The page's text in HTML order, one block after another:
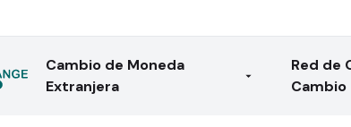
Cambio de Moneda
Extranjera
Red de
Cambio